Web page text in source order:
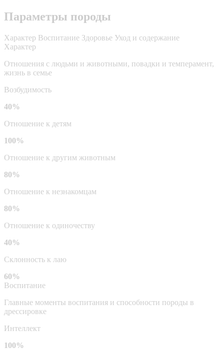
Параметры породы
Характер Воспитание Здоровье Уход и содержание
Характер
Отношения с людьми и животными, повадки и темперамент,
жизнь в семье
Возбудимость
40%
Отношение к детям
100%
Отношение к другим животным
80%
Отношение к незнакомцам
80%
Отношение к одиночеству
40%
Склонность к лаю
60%
Воспитание
Главные моменты воспитания и способности породы в
дрессировке
Интеллект
100%